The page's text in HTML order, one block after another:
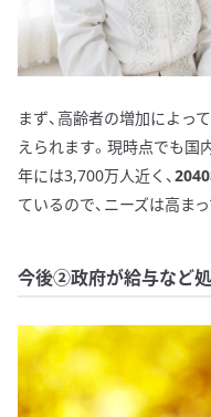
まず、高齢者の増加によっ
えられます。現時点でも国
年には3,700万人近く、
ているので、ニーズは高ま
今後②政府が給与など